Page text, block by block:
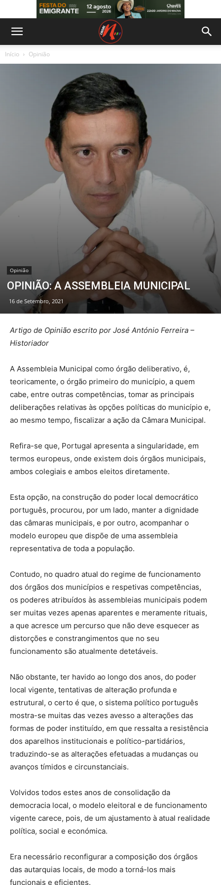
Início Opinião
Opinião
OPINIÃO: A ASSEMBLEIA MUNICIPAL
16 de Setembro, 2021
Artigo de Opinião escrito por José António Ferreira –
Historiador
A Assembleia Municipal como órgão deliberativo, é,
teoricamente, o órgão primeiro do município, a quem
cabe, entre outras competências, tomar as principais
deliberações relativas às opções políticas do município e,
ao mesmo tempo, fiscalizar a ação da Câmara Municipal.
Refira-se que, Portugal apresenta a singularidade, em
termos europeus, onde existem dois órgãos municipais,
ambos colegiais e ambos eleitos diretamente.
Esta opção, na construção do poder local democrático
português, procurou, por um lado, manter a dignidade
das câmaras municipais, e por outro, acompanhar o
modelo europeu que dispõe de uma assembleia
representativa de toda a população.
Contudo, no quadro atual do regime de funcionamento
dos órgãos dos municípios e respetivas competências,
os poderes atribuídos às assembleias municipais podem
ser muitas vezes apenas aparentes e meramente rituais,
a que acresce um percurso que não deve esquecer as
distorções e constrangimentos que no seu
funcionamento são atualmente detetáveis.
Não obstante, ter havido ao longo dos anos, do poder
local vigente, tentativas de alteração profunda e
estrutural, o certo é que, o sistema político português
mostra-se muitas das vezes avesso a alterações das
formas de poder instituído, em que ressalta a resistência
dos aparelhos institucionais e político-partidários,
traduzindo-se as alterações efetuadas a mudanças ou
avanços tímidos e circunstanciais.
Volvidos todos estes anos de consolidação da
democracia local, o modelo eleitoral e de funcionamento
vigente carece, pois, de um ajustamento à atual realidade
política, social e económica.
Era necessário reconfigurar a composição dos órgãos
das autarquias locais, de modo a torná-los mais
funcionais e eficientes.